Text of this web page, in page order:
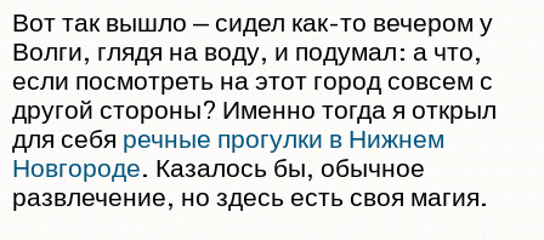
INVESTORS
CONTACT US
Вот так вышло — сидел как-то вечером у
Волги, глядя на воду, и подумал: а что,
если посмотреть на этот город совсем с
другой стороны? Именно тогда я открыл
для себя речные прогулки в Нижнем
Новгороде. Казалось бы, обычное
развлечение, но здесь есть своя магия.